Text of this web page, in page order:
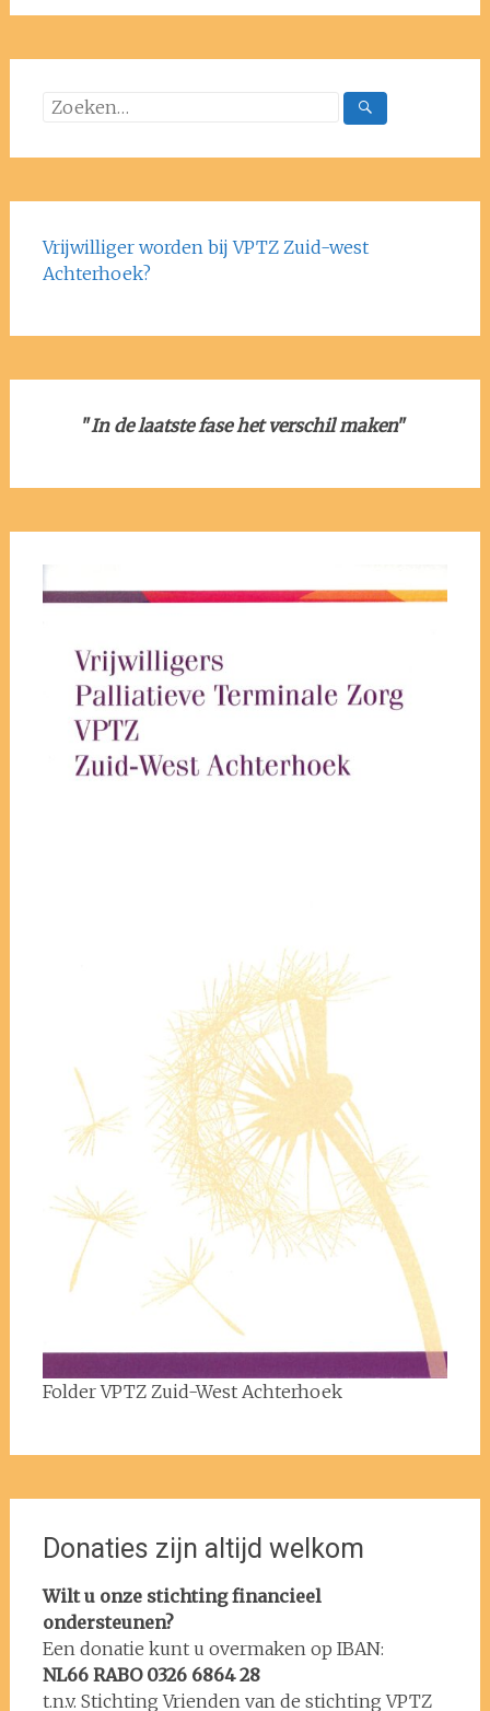
Zoeken
Vrijwilliger worden bij VPTZ Zuid-west
Achterhoek?
"In de laatste fase het verschil maken"
Folder VPTZ Zuid-West Achterhoek
Donaties zijn altijd welkom
Wilt u onze stichting financieel
ondersteunen?
Een donatie kunt u overmaken op IBAN:
NL66 RABO 0326 6864 28
t.n.v. Stichting Vrienden van de stichting VPTZ